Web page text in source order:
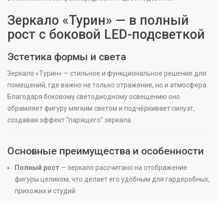
Зеркало «Турин» — в полный
рост с боковой LED-подсветкой
Эстетика формы и света
Зеркало «Турин» — стильное и функциональное решение для
помещений, где важно не только отражение, но и атмосфера.
Благодаря боковому светодиодному освещению оно
обрамляет фигуру мягким светом и подчёркивает силуэт,
создавая эффект “парящего” зеркала.
Основные преимущества и особенности
Полный рост — зеркало рассчитано на отображение
фигуры целиком, что делает его удобным для гардеробных,
прихожих и студий.